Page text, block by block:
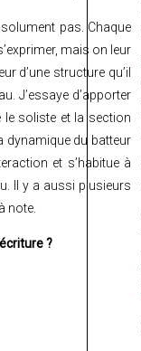
pas. Chaque
mais on leur
d’une structure qu’il
J’essaye d’apporter
le soliste et la section
dynamique du batteur
et s’habitue à
Il y a aussi plusieurs
note.
?